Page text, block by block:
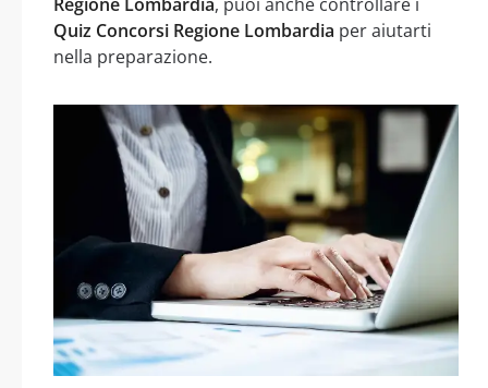
Quiz Concorsi Regione Lombardia per aiutarti
nella preparazione.